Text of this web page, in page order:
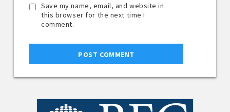
Save my name, email, and website in
this browser for the next time I
comment.